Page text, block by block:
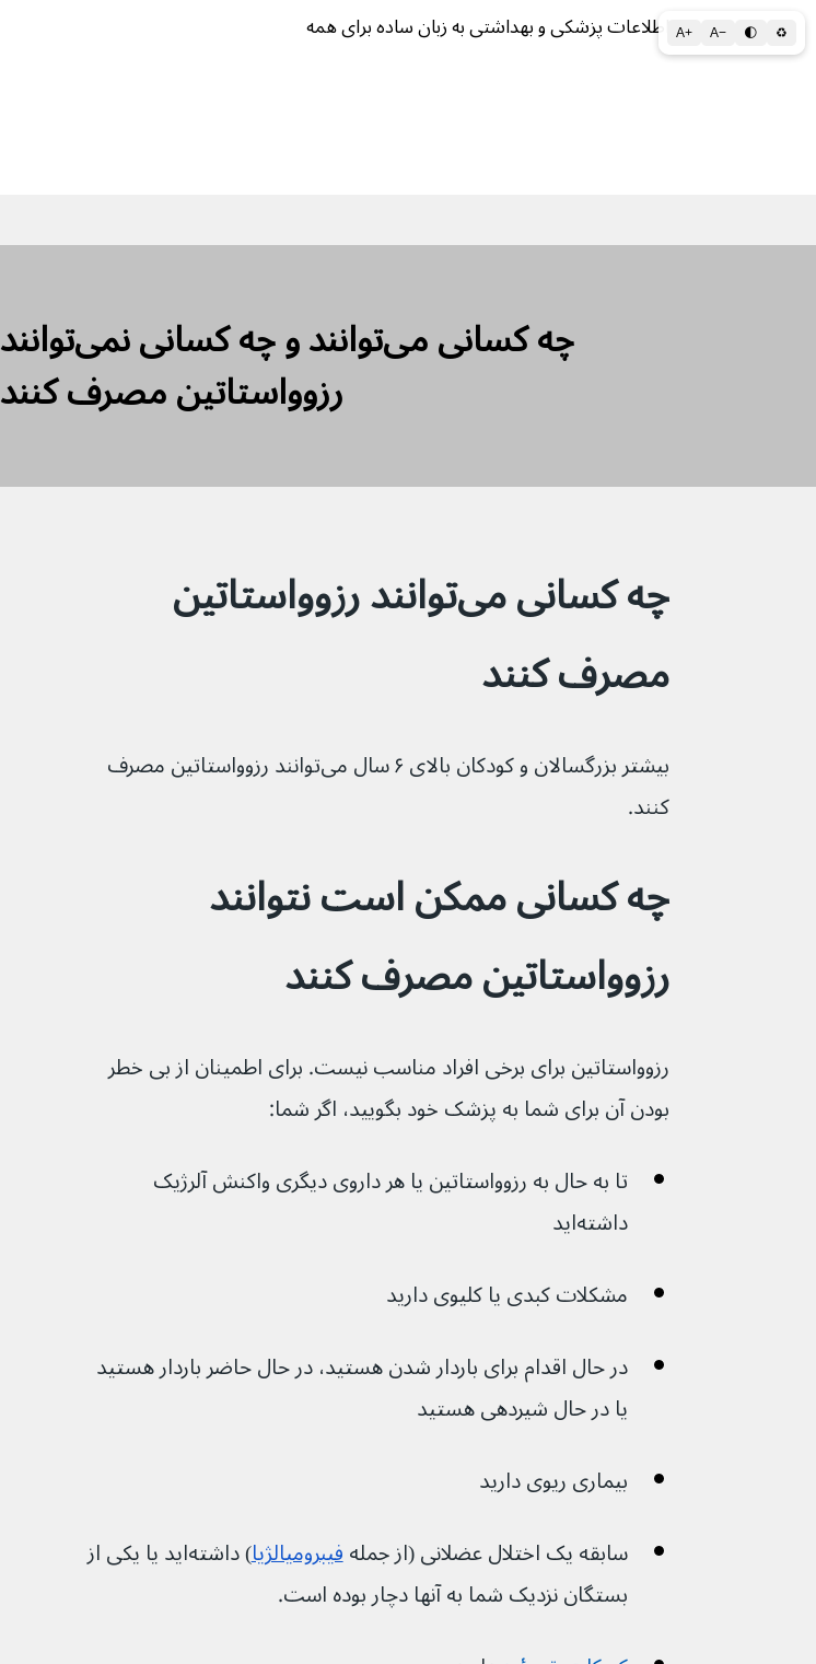
A+ A− 🌓 ♻ اطلاعات پزشکی و بهداشتی به زبان ساده برای همه
چه کسانی می‌‌‌‌‌‌‌‌‌‌‌‌‌‌‌‌‌‌‌‌توانند و چه کسانی نمی‌توانند
رزوواستاتین مصرف کنند
چه کسانی می‌توانند رزوواستاتین
مصرف کنند
بیشتر بزرگسالان و کودکان بالای ۶ سال می‌توانند رزوواستاتین مصرف
کنند.
چه کسانی ممکن است نتوانند
رزوواستاتین مصرف کنند
رزوواستاتین برای برخی افراد مناسب نیست. برای اطمینان از بی خطر
بودن آن برای شما به پزشک خود بگویید، اگر شما:
تا به حال به رزوواستاتین یا هر داروی دیگری واکنش آلرژیک
داشته‌اید
مشکلات کبدی یا کلیوی دارید
در حال اقدام برای باردار شدن هستید، در حال حاضر باردار هستید
یا در حال شیردهی هستید
بیماری ریوی دارید
سابقه یک اختلال عضلانی (از جمله فیبرومیالژیا
) داشته‌اید یا یکی از
بستگان نزدیک شما به آنها دچار بوده است.